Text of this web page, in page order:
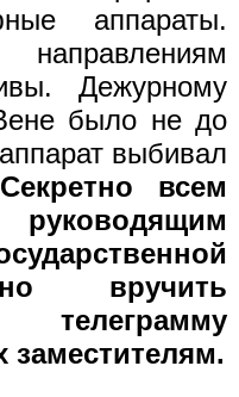
аппараты.
Дежурному
было не до
выбивал
всем
вручить
заместителям.